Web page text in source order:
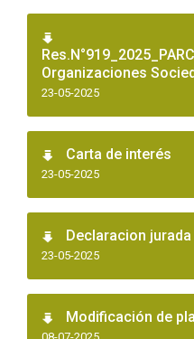
Organizaciones
23-05-2025
Carta de interés
23-05-2025
Declaracion jurada
23-05-2025
Modificación de